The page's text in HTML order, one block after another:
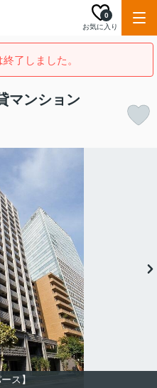
お気に入り
0
了しました。
マンション
ース】